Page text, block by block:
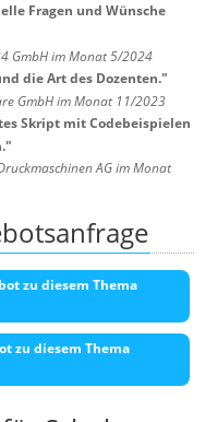
Fragen und Wünsche
GmbH im Monat 5/2024
die Art des Dozenten."
GmbH im Monat 11/2023
Skript mit Codebeispielen
"
AG im Monat
zu diesem Thema
zu diesem Thema